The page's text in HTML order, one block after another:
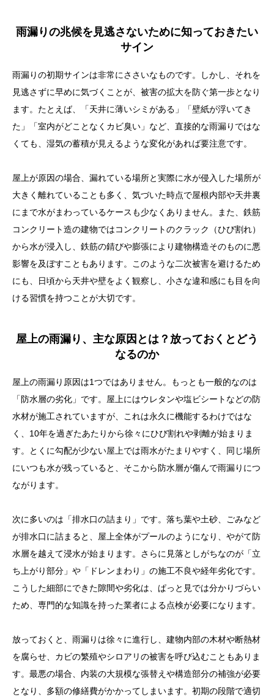
雨漏りの兆候を見逃さないために知っておきたい
サイン
雨漏りの初期サインは非常にささいなものです。しかし、それを
見逃さずに早めに気づくことが、被害の拡大を防ぐ第一歩となり
ます。たとえば、「天井に薄いシミがある」「壁紙が浮いてき
た」「室内がどことなくカビ臭い」など、直接的な雨漏りではな
くても、湿気の蓄積が見えるような変化があれば要注意です。
屋上が原因の場合、漏れている場所と実際に水が侵入した場所が
大きく離れていることも多く、気づいた時点で屋根内部や天井裏
にまで水がまわっているケースも少なくありません。また、鉄筋
コンクリート造の建物ではコンクリートのクラック（ひび割れ）
から水が浸入し、鉄筋の錆びや膨張により建物構造そのものに悪
影響を及ぼすこともあります。このような二次被害を避けるため
にも、日頃から天井や壁をよく観察し、小さな違和感にも目を向
ける習慣を持つことが大切です。
屋上の雨漏り、主な原因とは？放っておくとどう
なるのか
屋上の雨漏り原因は1つではありません。もっとも一般的なのは
「防水層の劣化」です。屋上にはウレタンや塩ビシートなどの防
水材が施工されていますが、これは永久に機能するわけではな
く、10年を過ぎたあたりから徐々にひび割れや剥離が始まりま
す。とくに勾配が少ない屋上では雨水がたまりやすく、同じ場所
にいつも水が残っていると、そこから防水層が傷んで雨漏りにつ
ながります。
次に多いのは「排水口の詰まり」です。落ち葉や土砂、ごみなど
が排水口に詰まると、屋上全体がプールのようになり、やがて防
水層を越えて浸水が始まります。さらに見落としがちなのが「立
ち上がり部分」や「ドレンまわり」の施工不良や経年劣化です。
こうした細部にできた隙間や劣化は、ぱっと見では分かりづらい
ため、専門的な知識を持った業者による点検が必要になります。
放っておくと、雨漏りは徐々に進行し、建物内部の木材や断熱材
を腐らせ、カビの繁殖やシロアリの被害を呼び込むこともありま
す。最悪の場合、内装の大規模な張替えや構造部分の補強が必要
となり、多額の修繕費がかかってしまいます。初期の段階で適切